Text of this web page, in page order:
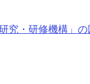
・研修機構」の